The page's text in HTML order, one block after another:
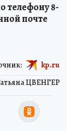
телефону 8-
почте
ЦВЕНГЕР
kp.ru